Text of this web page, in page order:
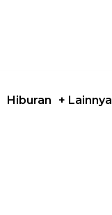
Hiburan + Lainnya